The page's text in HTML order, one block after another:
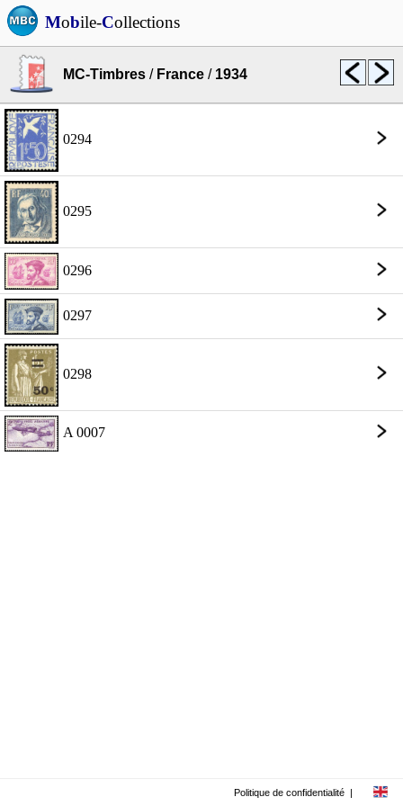
Mobile-Collections
MC-Timbres / France / 1934
0294
0295
0296
0297
0298
A 0007
Politique de confidentialité |